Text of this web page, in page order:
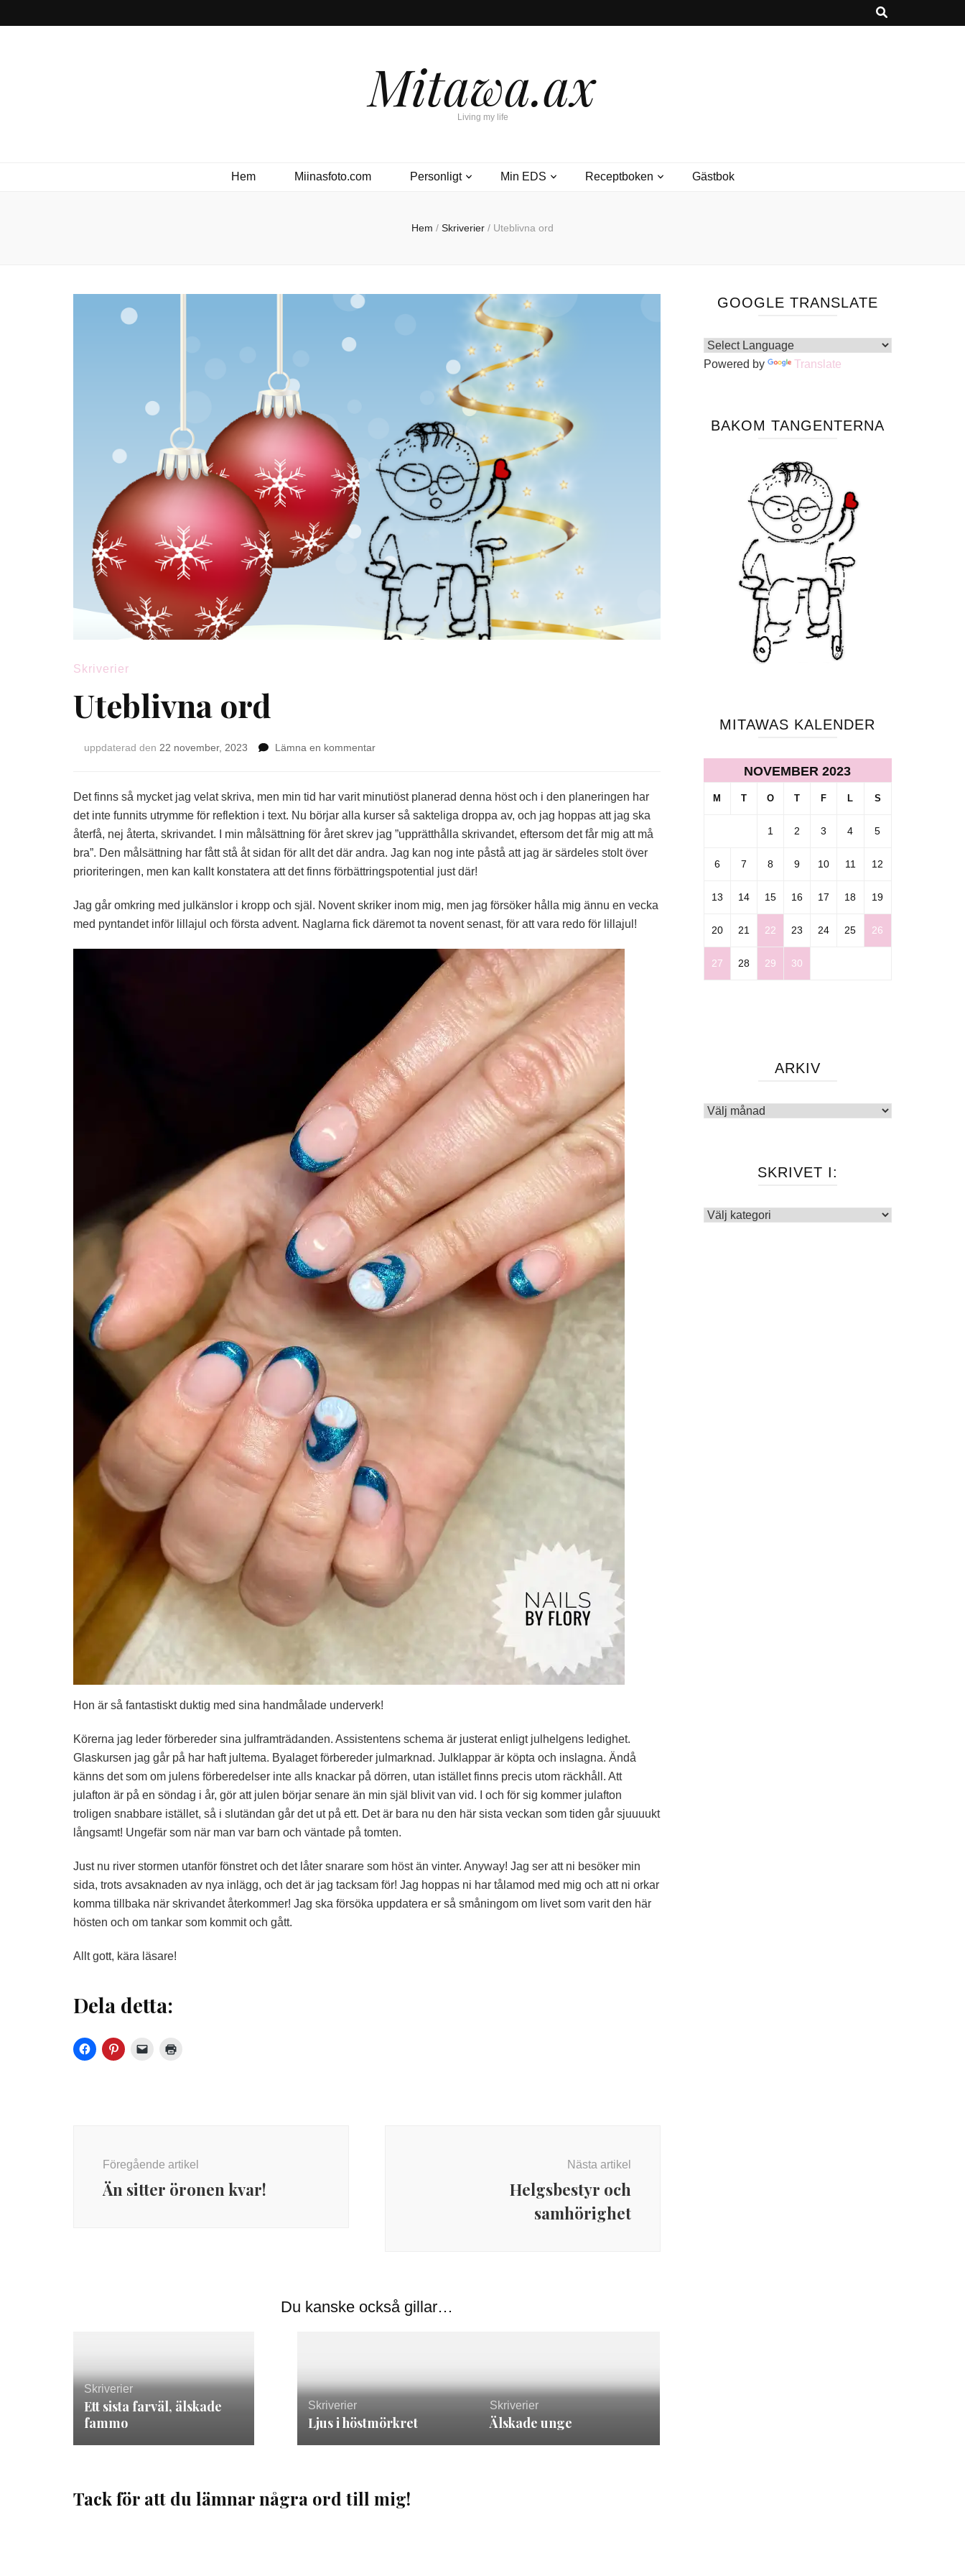
Mitawa.ax
Living my life
Hem Miinasfoto.com Personligt Min EDS Receptboken Gästbok
Hem / Skriverier / Uteblivna ord
Skriverier
Uteblivna ord
uppdaterad den 22 november, 2023 Lämna en kommentarpå
Det finns så mycket jag velat skriva, men min tid har varit minutiöst planerad denna höst och i den planeringen har
det inte funnits utrymme för reflektion i text. Nu börjar alla kurser så sakteliga droppa av, och jag hoppas att jag ska
återfå, nej återta, skrivandet. I min målsättning för året skrev jag ”upprätthålla skrivandet, eftersom det får mig att må
bra”. Den målsättning har fått stå åt sidan för allt det där andra. Jag kan nog inte påstå att jag är särdeles stolt över
prioriteringen, men kan kallt konstatera att det finns förbättringspotential just där!
Jag går omkring med julkänslor i kropp och själ. Novent skriker inom mig, men jag försöker hålla mig ännu en vecka
med pyntandet inför lillajul och första advent. Naglarna fick däremot ta novent senast, för att vara redo för lillajul!
Hon är så fantastiskt duktig med sina handmålade underverk!
Körerna jag leder förbereder sina julframträdanden. Assistentens schema är justerat enligt julhelgens ledighet.
Glaskursen jag går på har haft jultema. Byalaget förbereder julmarknad. Julklappar är köpta och inslagna. Ändå
känns det som om julens förberedelser inte alls knackar på dörren, utan istället finns precis utom räckhåll. Att
julafton är på en söndag i år, gör att julen börjar senare än min själ blivit van vid. I och för sig kommer julafton
troligen snabbare istället, så i slutändan går det ut på ett. Det är bara nu den här sista veckan som tiden går sjuuuukt
långsamt! Ungefär som när man var barn och väntade på tomten.
Just nu river stormen utanför fönstret och det låter snarare som höst än vinter. Anyway! Jag ser att ni besöker min
sida, trots avsaknaden av nya inlägg, och det är jag tacksam för! Jag hoppas ni har tålamod med mig och att ni orkar
komma tillbaka när skrivandet återkommer! Jag ska försöka uppdatera er så småningom om livet som varit den här
hösten och om tankar som kommit och gått.
Allt gott, kära läsare!
Dela detta:
Föregående artikel
Än sitter öronen kvar!
Nästa artikel
Helgsbestyr och
samhörighet
Du kanske också gillar…
Skriverier
Ett sista farväl, älskade
fammo
Skriverier
Ljus i höstmörkret
Skriverier
Älskade unge
Tack för att du lämnar några ord till mig!
GOOGLE TRANSLATE
Powered by Translate
BAKOM TANGENTERNA
MITAWAS KALENDER
NOVEMBER 2023
M T O T F L S
1 2 3 4 5
6 7 8 9 10 11 12
13 14 15 16 17 18 19
20 21 22 23 24 25 26
27 28 29 30
ARKIV
Arkiv
SKRIVET I:
Skrivet